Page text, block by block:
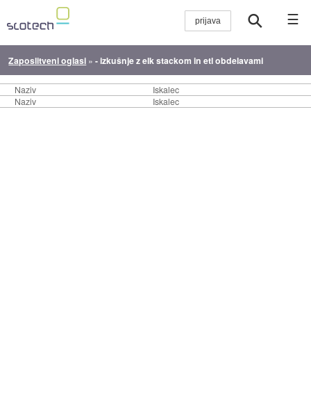
☰
Zaposlitveni oglasi »- izkušnje z elk stackom in etl obdelavami
Naziv
Iskalec
Naziv
Iskalec